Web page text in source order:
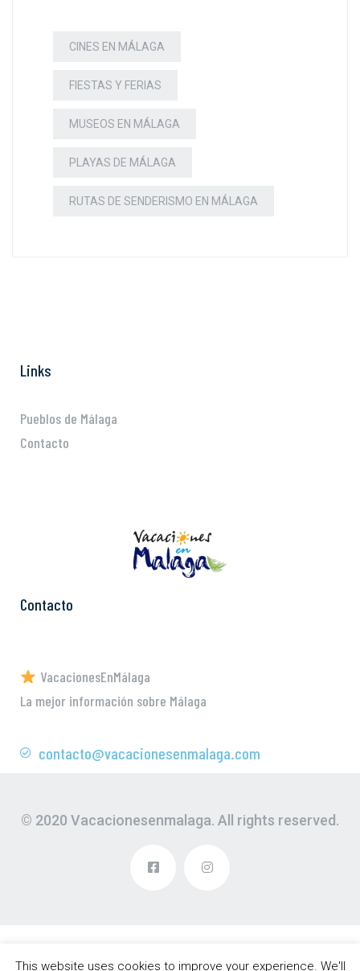
CINES EN MÁLAGA
FIESTAS Y FERIAS
MUSEOS EN MÁLAGA
PLAYAS DE MÁLAGA
RUTAS DE SENDERISMO EN MÁLAGA
Links
Pueblos de Málaga
Contacto
Contacto
VacacionesEnMálaga
La mejor información sobre Málaga
contacto@vacacionesenmalaga.com
© 2020 Vacacionesenmalaga. All rights reserved.
This website uses cookies to improve your experience. We'll